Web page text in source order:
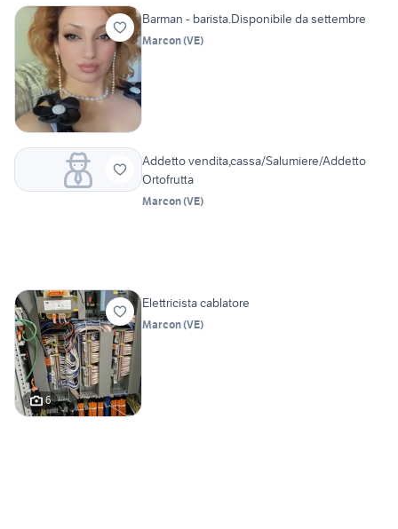
Barman - barista.Disponibile da settembre
Marcon(VE)
Addetto vendita,cassa/Salumiere/Addetto
Ortofrutta
Marcon(VE)
6
Elettricista cablatore
Marcon(VE)